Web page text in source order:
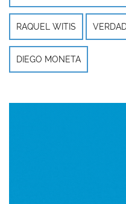
RAQUEL WITIS
DIEGO MONETA